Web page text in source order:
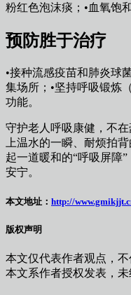
粉红色泡沫痰；•血氧饱
预防胜于治疗
•接种流感疫苗和肺炎球
集场所；•坚持呼吸锻炼
功能。
守护老人呼吸康健，不
上温水的一瞬、耐烦拍
起一道暖和的“呼吸屏障
安宁。
本文地址： http://
版权声明
本文仅代表作者观点，不
本文系作者授权发表，未